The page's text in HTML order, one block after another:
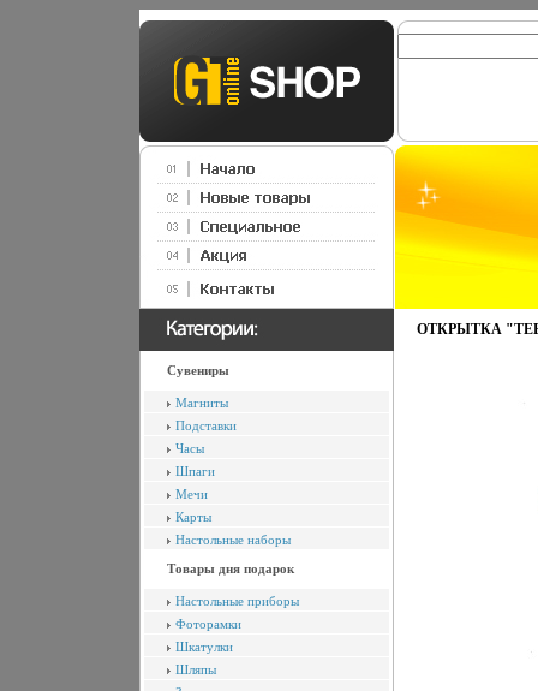
Сувениры
Магниты
Подставки
Часы
Шпаги
Мечи
Карты
Настольные наборы
Товары дня подарок
Настольные приборы
Фоторамки
Шкатулки
Шляпы
ОТКРЫТКА